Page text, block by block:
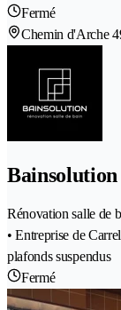
Fermé
Chemin d'Arche
Bainsolution
Rénovation salle de
• Entreprise de
plafonds suspendus
Fermé